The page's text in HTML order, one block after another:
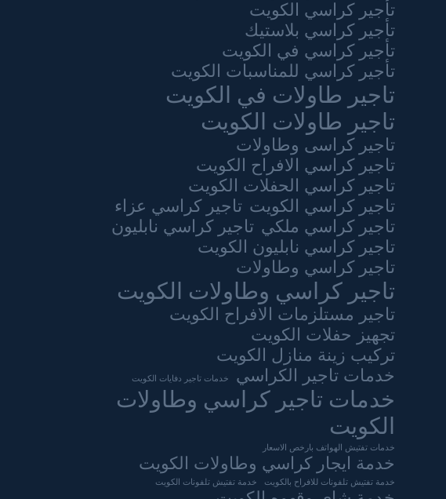
تأجير كراسي الكويت
تأجير كراسي بلاستيك
تأجير كراسي في الكويت
تأجير كراسي للمناسبات الكويت
تاجير طاولات في الكويت
تاجير طاولات الكويت
تاجير كراسى وطاولات
تاجير كراسي الافراح الكويت
تاجير كراسي الحفلات الكويت
تاجير كراسي الكويت تاجير كراسي عزاء
تاجير كراسي ملكي تاجير كراسي نابليون
تاجير كراسي نابليون الكويت
تاجير كراسي وطاولات
تاجير كراسي وطاولات الكويت
تاجير مستلزمات الافراح الكويت
تجهيز حفلات الكويت
تركيب زينة منازل الكويت
خدمات تاجير الكراسي
خدمات تاجير دفايات الكويت
خدمات تاجير كراسي وطاولات
الكويت
خدمات تفتيش الهواتف بارخص الاسعار
خدمة ايجار كراسي وطاولات الكويت
خدمة تفتيش تلفونات للافراح بالكويت خدمة تفتيش تلفونات الكويت